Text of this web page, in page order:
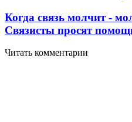
Когда связь молчит -
Связисты просят
Читать комментарии